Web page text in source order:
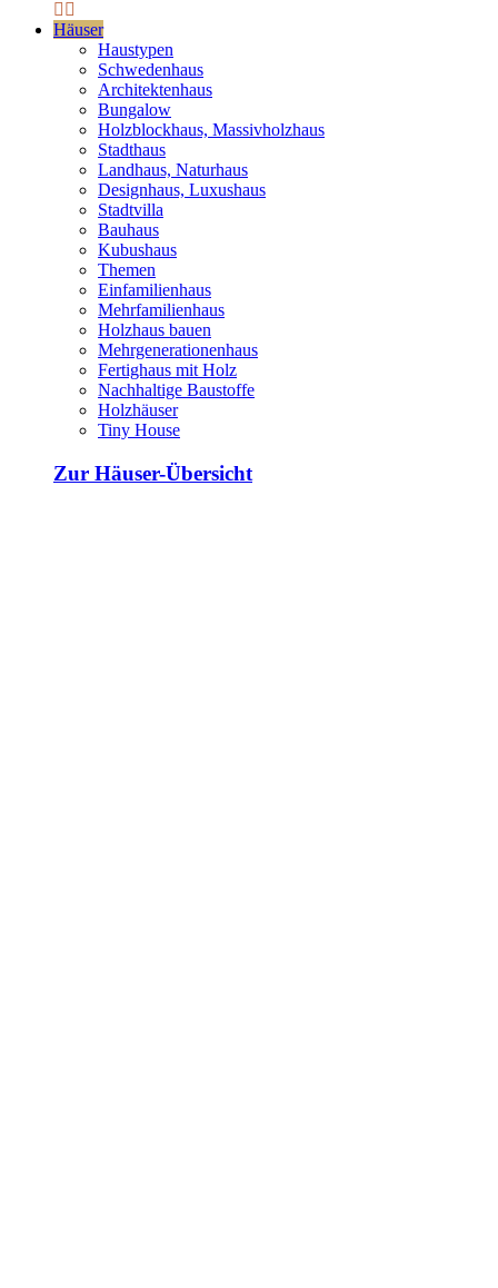
Häuser
Haustypen
Schwedenhaus
Architektenhaus
Bungalow
Holzblockhaus, Massivholzhaus
Stadthaus
Landhaus, Naturhaus
Designhaus, Luxushaus
Stadtvilla
Bauhaus
Kubushaus
Themen
Einfamilienhaus
Mehrfamilienhaus
Holzhaus bauen
Mehrgenerationenhaus
Fertighaus mit Holz
Nachhaltige Baustoffe
Holzhäuser
Tiny House
Zur Häuser-Übersicht